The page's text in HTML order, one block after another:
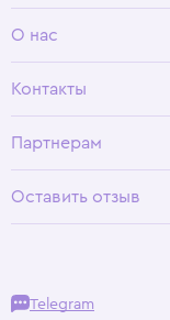
Условия возврата
О нас
Программа лояльности
Контакты
Партнерам
Оставить отзыв
Telegram